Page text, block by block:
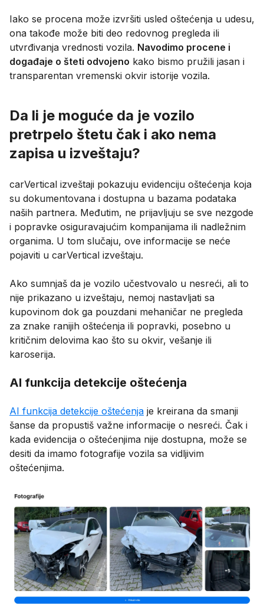
Iako se procena može izvršiti usled oštećenja u udesu,
ona takođe može biti deo redovnog pregleda ili
utvrđivanja vrednosti vozila. Navodimo procene i
događaje o šteti odvojeno kako bismo pružili jasan i
transparentan vremenski okvir istorije vozila.
Da li je moguće da je vozilo
pretrpelo štetu čak i ako nema
zapisa u izveštaju?
carVertical izveštaji pokazuju evidenciju oštećenja koja
su dokumentovana i dostupna u bazama podataka
naših partnera. Međutim, ne prijavljuju se sve nezgode
i popravke osiguravajućim kompanijama ili nadležnim
organima. U tom slučaju, ove informacije se neće
pojaviti u carVertical izveštaju.
Ako sumnjaš da je vozilo učestvovalo u nesreći, ali to
nije prikazano u izveštaju, nemoj nastavljati sa
kupovinom dok ga pouzdani mehaničar ne pregleda
za znake ranijih oštećenja ili popravki, posebno u
kritičnim delovima kao što su okvir, vešanje ili
karoserija.
AI funkcija detekcije oštećenja
AI funkcija detekcije oštećenja je kreirana da smanji
šanse da propustiš važne informacije o nesreći. Čak i
kada evidencija o oštećenjima nije dostupna, može se
desiti da imamo fotografije vozila sa vidljivim
oštećenjima.